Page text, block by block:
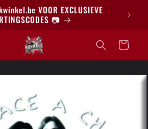
VOOR EXCLUSIEVE
📷
Winkelwagen